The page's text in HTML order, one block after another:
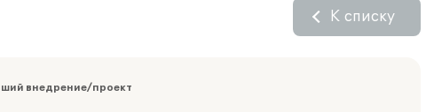
К списку
внедрение/проект